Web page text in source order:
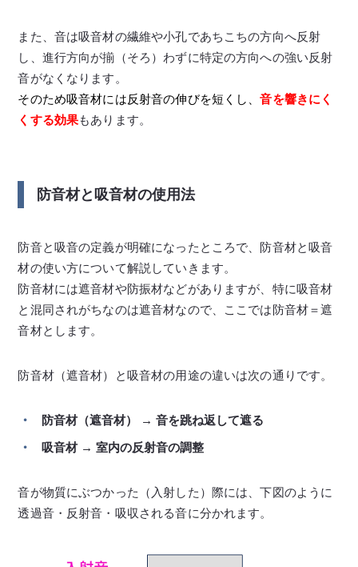
また、音は吸音材の繊維や小孔であちこちの方向へ反射
し、進行方向が揃（そろ）わずに特定の方向への強い反射
音がなくなります。
そのため吸音材には反射音の伸びを短くし、音を響きにく
くする効果もあります。
防音材と吸音材の使用法
防音と吸音の定義が明確になったところで、防音材と吸音
材の使い方について解説していきます。
防音材には遮音材や防振材などがありますが、特に吸音材
と混同されがちなのは遮音材なので、ここでは防音材＝遮
音材とします。
防音材（遮音材）と吸音材の用途の違いは次の通りです。
防音材（遮音材） → 音を跳ね返して遮る
吸音材 → 室内の反射音の調整
音が物質にぶつかった（入射した）際には、下図のように
透過音・反射音・吸収される音に分かれます。